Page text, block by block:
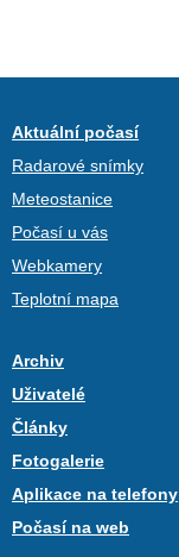
Aktuální počasí
Radarové snímky
Meteostanice
Počasí u vás
Webkamery
Teplotní mapa
Archiv
Uživatelé
Články
Fotogalerie
Aplikace na telefony
Počasí na web